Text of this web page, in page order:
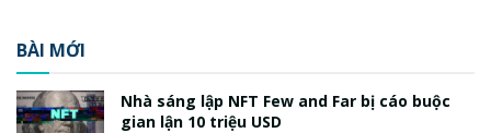
BÀI MỚI
Nhà sáng lập NFT Few and Far bị cáo buộc
gian lận 10 triệu USD